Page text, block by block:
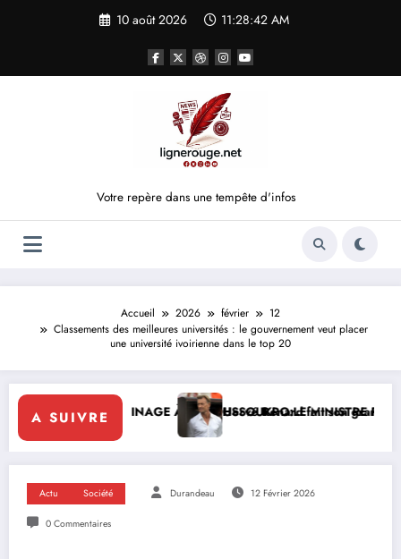
10 août 2026 11:28:42 AM
Votre repère dans une tempête d'infos
Accueil 2026 février
12
Classements des meilleures universités : le gouvernement veut placer
une université ivoirienne dans le top 20
A SUIVRE
À YAMOUSSOUKRO:LE MINISTRE PAULIN CLAUDE
Hervé Renard fait son grand retour à la tête des
Actu Société Durandeau 12 Février 2026
0 Commentaires